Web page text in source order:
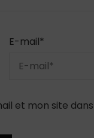
E-mail*
et mon site